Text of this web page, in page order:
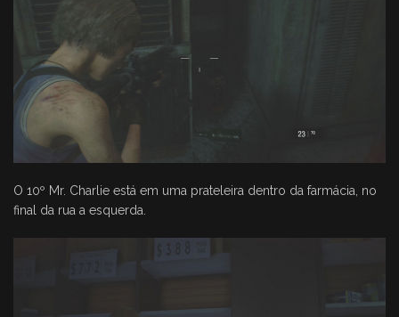
O 10º Mr. Charlie está em uma prateleira dentro da farmácia, no
final da rua a esquerda.